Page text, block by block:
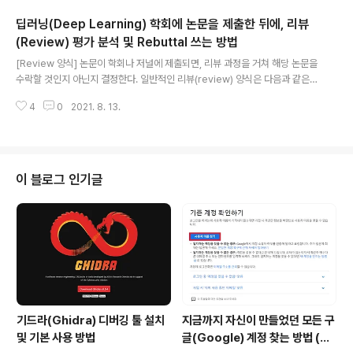
집을 보여드리면서, 수리 항목에 대해서 함께 확인해 보면
좋다. 필자의 경우 이전 집주인이 집을 양호하게 관리하고
있었기 때문에, 다른 부분은 괜찮았으나 화장실 수리에는
비교적 많은 돈을 투자했다. 결과적으로 화장실을 제외한
다른 항목은 정말 최소한의 비용으로 수리를 진행했다. 필
자는 24평형(방 세 개) 집에 혼자 지내게 되었는데, 평수에
딥러닝(Deep Learning) 학회에 논문을 제출한 뒤에, 리뷰
(Review) 평가 분석 및 Rebuttal 쓰는 방법
[Review 양식] 논문이 학회나 저널에 제출되면, 리뷰 과정을 거쳐 해당 논문을
수락할 것인지 아닌지 결정한다. 일반적인 리뷰(review) 양식은 다음과 같은
참신성(Novelty): 해당 논문이 제안한 메서드, 시스템, 혹은 애플리케이션이 참
hs): 논문의 강점을 작성한다. "논문이 잘 작성되었고, 아이디어가 참신하다.",
"본 논문의 메서드는 ..
4 0 2021. 8. 13.
이 블로그 인기글
기드라(Ghidra) 디버깅 툴 설치
및 기본 사용 방법
지금까지 자신이 만들었던 모든 구
글(Google) 계정 찾는 방법 (핸